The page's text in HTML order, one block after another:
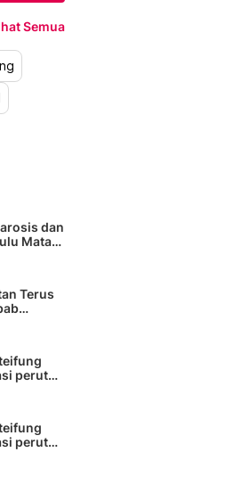
Semua
dan
Mata
Terus
perut
perut